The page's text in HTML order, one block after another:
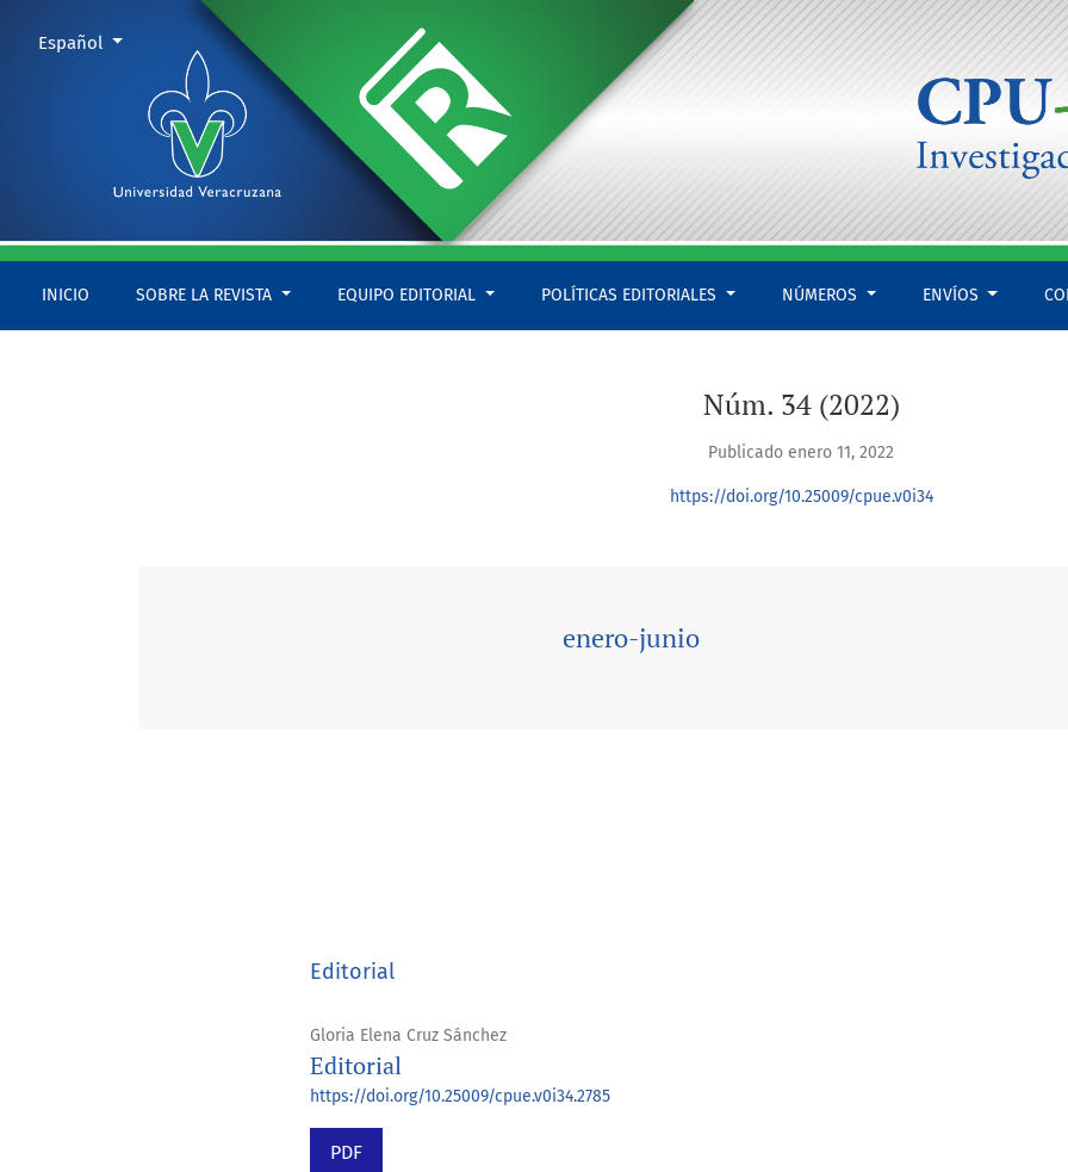
Núm. 34 (2022): enero-junio
INICIO SOBRE LA REVISTA EQUIPO EDITORIAL POLÍTICAS EDITORIALES NÚMEROS ENVÍOS
Cambiar el idioma. El actual es:
Español
Núm. 34 (2022)
Publicado enero 11, 2022
https://doi.org/10.25009/cpue.v0i34
enero-junio
Editorial
Gloria Elena Cruz Sánchez
Editorial
https://doi.org/10.25009/cpue.v0i34.2785
PDF